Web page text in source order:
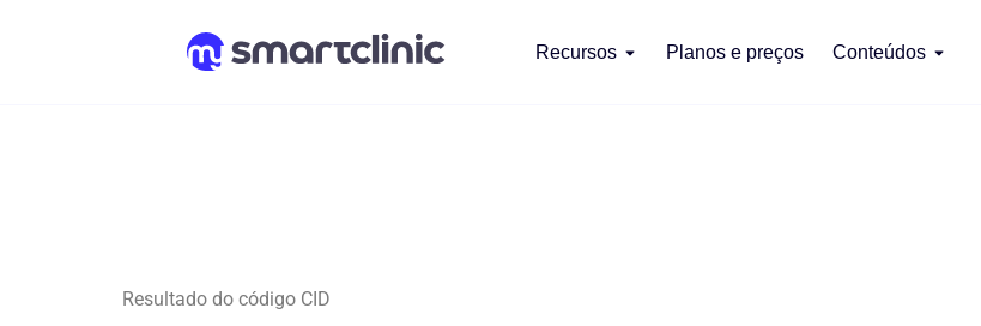
Recursos Planos e preços Conteúdos
Resultado do código CID